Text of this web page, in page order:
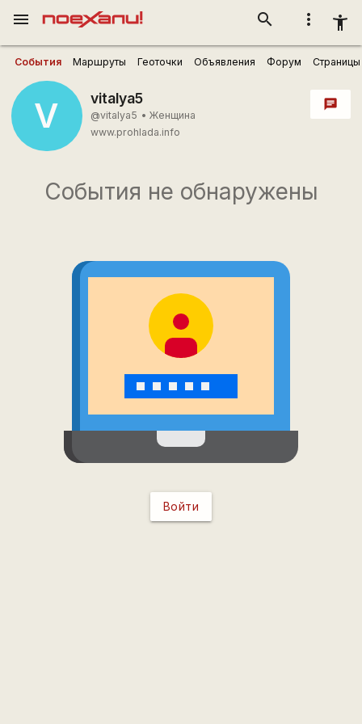
more_vert accessibility_new
search
menu
События Маршруты Геоточки Объявления Форум Страницы
V vitalya5
@vitalya5 • Женщина
www.prohlada.info
chat
События не обнаружены
Войти